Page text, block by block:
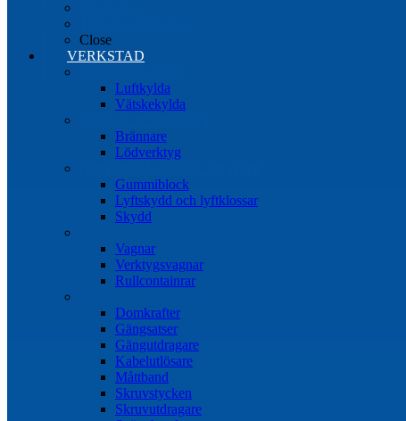
Close
VERKSTAD
Luftkylda
Vätskekylda
Brännare
Lödverktyg
Gummiblock
Lyftskydd och lyftklossar
Skydd
Vagnar
Verktygsvagnar
Rullcontainrar
Domkrafter
Gängsatser
Gängutdragare
Kabelutlösare
Måttband
Skruvstycken
Skruvutdragare